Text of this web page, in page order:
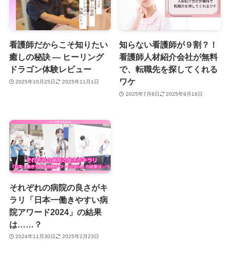
看護師だからこそ知りたい
癒しの秘訣 ― ヒーリング
ドラゴン体験レビュー
2025年10月25日 2025年11月1日
知らない看護師が９割？！
看護師人材紹介会社が無料
で、転職先を探してくれる
ワケ
2025年7月6日 2025年9月16日
それぞれの病院の良さがキ
ラリ「日本一働きやすい病
院アワード2024」の結果
は……？
2024年11月30日 2025年2月23日